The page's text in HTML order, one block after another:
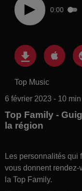
0:00
Top Music
6 février 2023 - 10
Top Family -
la région
Les personnalités qui
vous donnent
la Top Family.